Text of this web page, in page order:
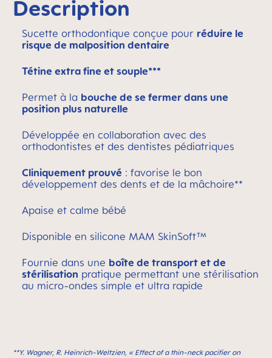
Description
Sucette orthodontique conçue pour réduire le
risque de malposition dentaire
Tétine extra fine et souple***
Permet à la bouche de se fermer dans une
position plus naturelle
Développée en collaboration avec des
orthodontistes et des dentistes pédiatriques
Cliniquement prouvé : favorise le bon
développement des dents et de la mâchoire**
Apaise et calme bébé
Disponible en silicone MAM SkinSoft™
Fournie dans une boîte de transport et de
stérilisation pratique permettant une stérilisation
au micro-ondes simple et ultra rapide
**Y. Wagner, R. Heinrich-Weltzien, « Effect of a thin-neck paciﬁer on